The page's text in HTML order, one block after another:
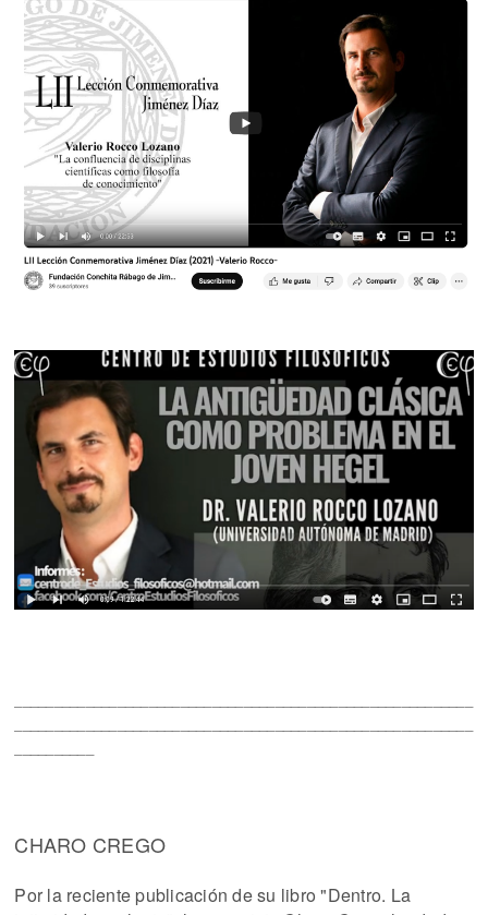
CHARO CREGO
Por la reciente publicación de su libro "Dentro. La